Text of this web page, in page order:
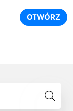
OTWÓRZ